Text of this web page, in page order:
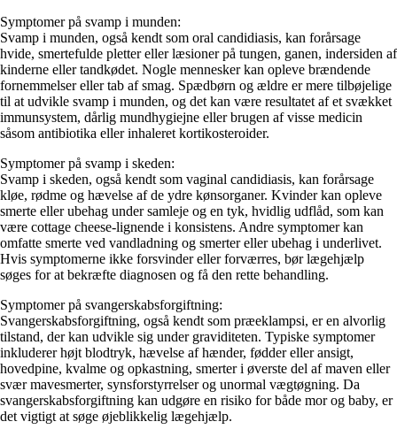
Symptomer på svamp i munden:
Svamp i munden, også kendt som oral candidiasis, kan forårsage
hvide, smertefulde pletter eller læsioner på tungen, ganen, indersiden af
kinderne eller tandkødet. Nogle mennesker kan opleve brændende
fornemmelser eller tab af smag. Spædbørn og ældre er mere tilbøjelige
til at udvikle svamp i munden, og det kan være resultatet af et svækket
immunsystem, dårlig mundhygiejne eller brugen af ​​visse medicin
såsom antibiotika eller inhaleret kortikosteroider.
Symptomer på svamp i skeden:
Svamp i skeden, også kendt som vaginal candidiasis, kan forårsage
kløe, rødme og hævelse af de ydre kønsorganer. Kvinder kan opleve
smerte eller ubehag under samleje og en tyk, hvidlig udflåd, som kan
være cottage cheese-lignende i konsistens. Andre symptomer kan
omfatte smerte ved vandladning og smerter eller ubehag i underlivet.
Hvis symptomerne ikke forsvinder eller forværres, bør lægehjælp
søges for at bekræfte diagnosen og få den rette behandling.
Symptomer på svangerskabsforgiftning:
Svangerskabsforgiftning, også kendt som præeklampsi, er en alvorlig
tilstand, der kan udvikle sig under graviditeten. Typiske symptomer
inkluderer højt blodtryk, hævelse af hænder, fødder eller ansigt,
hovedpine, kvalme og opkastning, smerter i øverste del af maven eller
svær mavesmerter, synsforstyrrelser og unormal vægtøgning. Da
svangerskabsforgiftning kan udgøre en risiko for både mor og baby, er
det vigtigt at søge øjeblikkelig lægehjælp.